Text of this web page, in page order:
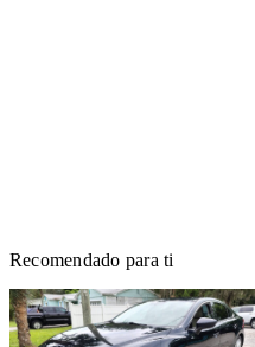
Recomendado para ti